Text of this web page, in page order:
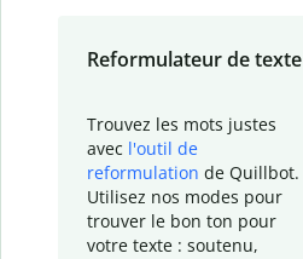
Reformulateur de texte
Trouvez les mots justes
avec l'outil de
reformulation de Quillbot.
Utilisez nos modes pour
trouver le bon ton pour
votre texte : soutenu,